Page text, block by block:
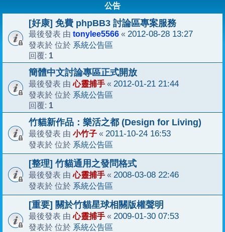
公告
[好康] 免費 phpBB3 討論區專案服務
最後發表 由 tonylee5566 « 2012-08-28 13:27
發表於 位於 系統公告區
回覆: 1
簡體中文討論專區正式開放
最後發表 由心靈捕手 « 2012-01-21 21:44
發表於 位於 系統公告區
回覆: 1
竹貓新作品：樂活之都 (Design for Living)
最後發表 由 小竹子 « 2011-10-24 16:53
發表於 位於 系統公告區
[整理] 竹貓通用之發問格式
最後發表 由心靈捕手 « 2008-03-08 22:46
發表於 位於 系統公告區
[重要] 關於竹貓星球相關版權聲明
最後發表 由心靈捕手 « 2009-01-30 07:53
發表於 位於 系統公告區